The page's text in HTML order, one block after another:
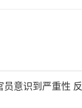
意识到严重性 反